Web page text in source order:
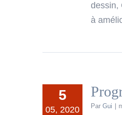
dessin,
à
5
05, 2020 Par Gui